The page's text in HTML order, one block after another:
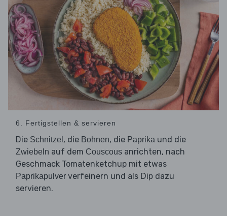
6. Fertigstellen & servieren
Die Schnitzel , die Bohnen, die Paprika und die
Zwiebeln auf dem Couscous anrichten, nach
Geschmack Tomatenketchup mit etwas
Paprikapulver verfeinern und als Dip dazu
servieren.